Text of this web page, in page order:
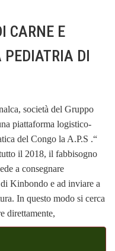
CARNE E
DI
società del Gruppo
piattaforma logistico-
del Congo la A.P.S .“
il 2018, il fabbisogno
a consegnare
Kinbondo e ad inviare a
In questo modo si cerca
direttamente,